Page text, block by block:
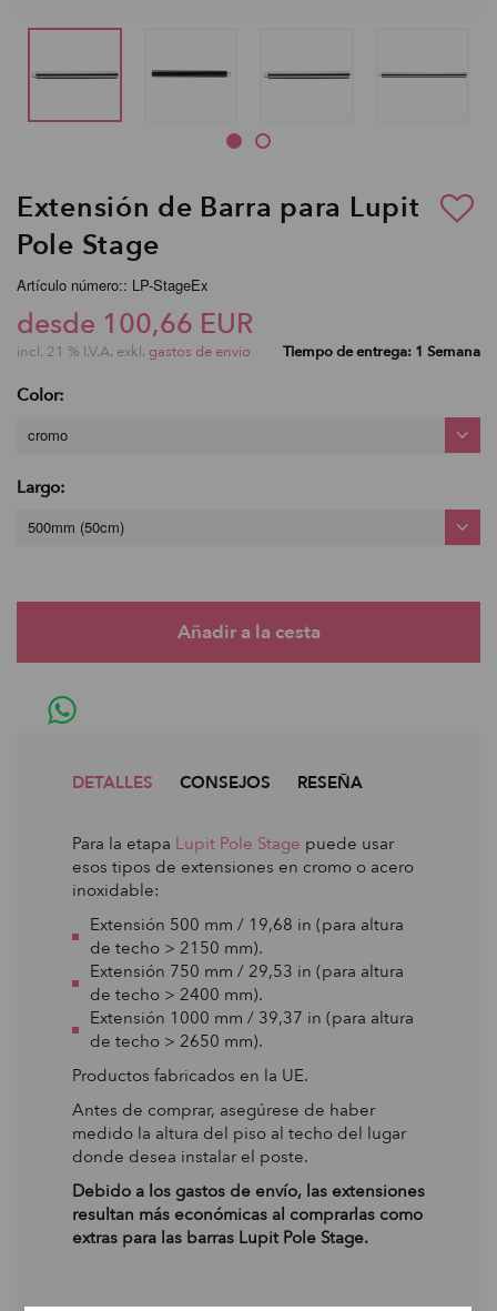
Extensión de Barra para Lupit
Pole Stage
Artículo número:: LP-StageEx
desde 100,66 EUR
incl. 21 % I.V.A. exkl. gastos de envio Tiempo de entrega: 1 Semana
Color:
cromo
Largo:
500mm (50cm)
DETALLES CONSEJOS RESEÑA
Para la etapa Lupit Pole Stage puede usar
esos tipos de extensiones en cromo o acero
inoxidable:
Extensión 500 mm / 19,68 in (para altura
de techo > 2150 mm).
Extensión 750 mm / 29,53 in (para altura
de techo > 2400 mm).
Extensión 1000 mm / 39,37 in (para altura
de techo > 2650 mm).
Productos fabricados en la UE.
Antes de comprar, asegúrese de haber
medido la altura del piso al techo del lugar
donde desea instalar el poste.
Debido a los gastos de envío, las extensiones
resultan más económicas al comprarlas como
extras para las barras Lupit Pole Stage.